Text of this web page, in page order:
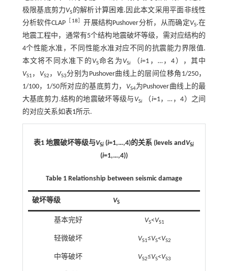
极限基底剪力VS 的解析计算困难.因此本文采用平面非线性
分析软件CLAP［ 18 ］开展结构Pushover分析，从而确定VS.在
地震工程中，通常有5个结构地震破坏等级，需对应结构的
4个性能水准，不同性能水准对应不同的抗震能力界限值.
本文将不同水准下的 VS命名为 VSi（i=1，…，4），其中
VS1 ， VS2 ， VS3分别为Pushover曲线上的层间位移角1/250，
1/100，1/50所对应的基底剪力， VS4为Pushover曲线上的最
大基底剪力.结构的地震破坏等级与 VSi（i=1，…，4）之间
的对应关系如表1所示.
表1 地震破坏等级与VSi (i=1,…,4)的关系 (levels andVSi
(i=1,…,4))
Table 1 Relationship between seismic damage
破坏等级 VS
基本完好 VS<VS1
轻微破坏 VS1≤VS<VS2
中等破坏 VS2≤VS<VS3